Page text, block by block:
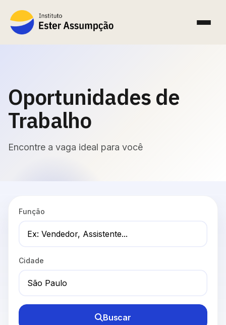
Oportunidades de
Trabalho
Encontre a vaga ideal para você
Função
Cidade
Buscar